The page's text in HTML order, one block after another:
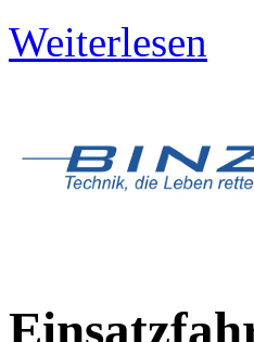
Weiterlesen